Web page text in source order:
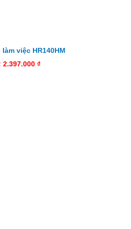
làm việc HR140HM
2.397.000 ₫